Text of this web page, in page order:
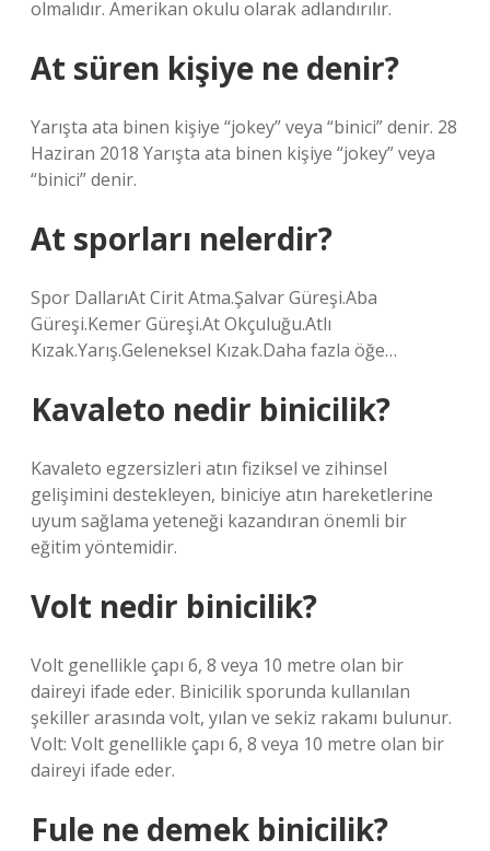
olmalıdır. Amerikan okulu olarak adlandırılır.
At süren kişiye ne denir?
Yarışta ata binen kişiye “jokey” veya “binici” denir. 28
Haziran 2018 Yarışta ata binen kişiye “jokey” veya
“binici” denir.
At sporları nelerdir?
Spor DallarıAt Cirit Atma.Şalvar Güreşi.Aba
Güreşi.Kemer Güreşi.At Okçuluğu.Atlı
Kızak.Yarış.Geleneksel Kızak.Daha fazla öğe…
Kavaleto nedir binicilik?
Kavaleto egzersizleri atın fiziksel ve zihinsel
gelişimini destekleyen, biniciye atın hareketlerine
uyum sağlama yeteneği kazandıran önemli bir
eğitim yöntemidir.
Volt nedir binicilik?
Volt genellikle çapı 6, 8 veya 10 metre olan bir
daireyi ifade eder. Binicilik sporunda kullanılan
şekiller arasında volt, yılan ve sekiz rakamı bulunur.
Volt: Volt genellikle çapı 6, 8 veya 10 metre olan bir
daireyi ifade eder.
Fule ne demek binicilik?